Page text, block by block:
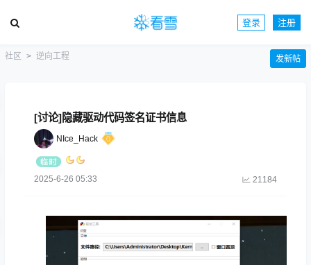
登录 注册
社区 逆向工程 发新帖
[讨论]隐藏驱动代码签名证书信息
NIce_Hack
2025-6-26 05:33 21184